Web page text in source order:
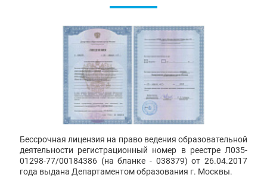
Бессрочная лицензия на право ведения образовательной
деятельности регистрационный номер в реестре Л035-
01298-77/00184386 (на бланке - 038379) от 26.04.2017
года выдана Департаментом образования г. Москвы.